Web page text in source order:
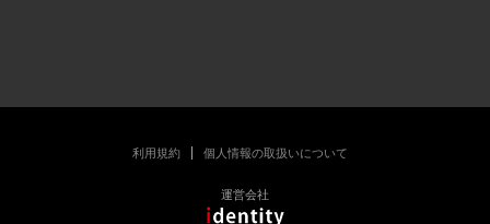
利用規約 個人情報の取扱いについて
運営会社